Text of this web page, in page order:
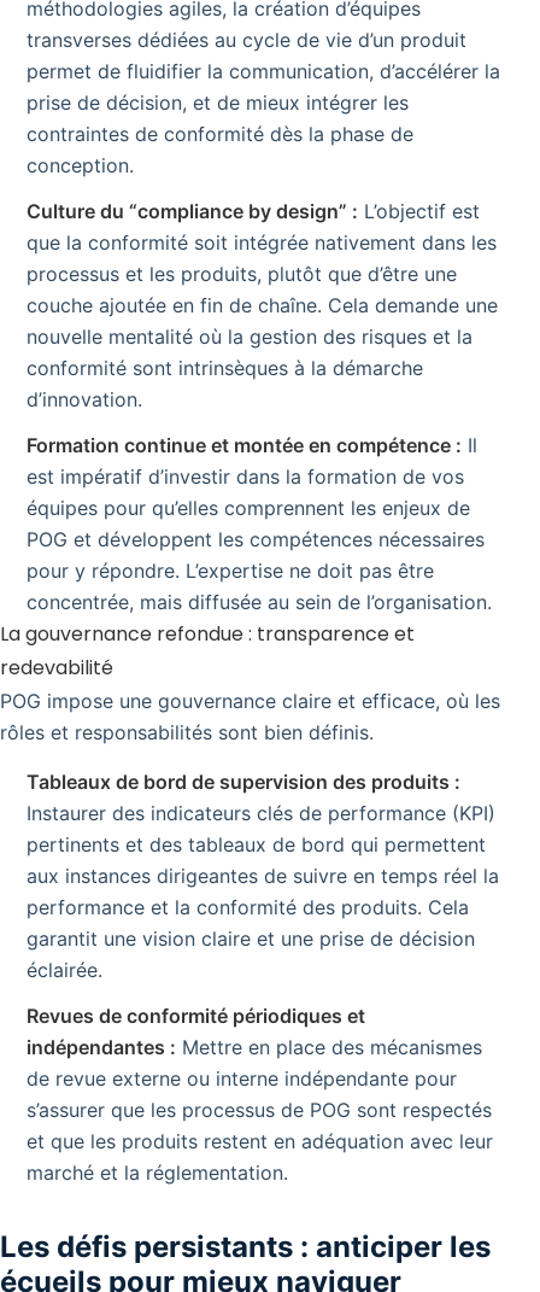
méthodologies agiles, la création d’équipes
transverses dédiées au cycle de vie d’un produit
permet de fluidifier la communication, d’accélérer la
prise de décision, et de mieux intégrer les
contraintes de conformité dès la phase de
conception.
Culture du “compliance by design” : L’objectif est
que la conformité soit intégrée nativement dans les
processus et les produits, plutôt que d’être une
couche ajoutée en fin de chaîne. Cela demande une
nouvelle mentalité où la gestion des risques et la
conformité sont intrinsèques à la démarche
d’innovation.
Formation continue et montée en compétence : Il
est impératif d’investir dans la formation de vos
équipes pour qu’elles comprennent les enjeux de
POG et développent les compétences nécessaires
pour y répondre. L’expertise ne doit pas être
concentrée, mais diffusée au sein de l’organisation.
La gouvernance refondue : transparence et
redevabilité
POG impose une gouvernance claire et efficace, où les
rôles et responsabilités sont bien définis.
Tableaux de bord de supervision des produits :
Instaurer des indicateurs clés de performance (KPI)
pertinents et des tableaux de bord qui permettent
aux instances dirigeantes de suivre en temps réel la
performance et la conformité des produits. Cela
garantit une vision claire et une prise de décision
éclairée.
Revues de conformité périodiques et
indépendantes : Mettre en place des mécanismes
de revue externe ou interne indépendante pour
s’assurer que les processus de POG sont respectés
et que les produits restent en adéquation avec leur
marché et la réglementation.
Les défis persistants : anticiper les
écueils pour mieux naviguer